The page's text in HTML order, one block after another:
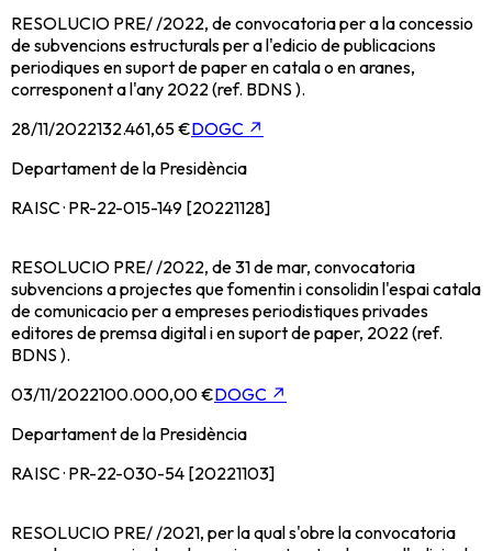
RESOLUCIO PRE/ /2022, de convocatoria per a la concessio
de subvencions estructurals per a l'edicio de publicacions
periodiques en suport de paper en catala o en aranes,
corresponent a l'any 2022 (ref. BDNS ).
28/11/2022132.461,65 €DOGC ↗
Departament de la Presidència
RAISC · PR-22-015-149 [20221128]
RESOLUCIO PRE/ /2022, de 31 de mar, convocatoria
subvencions a projectes que fomentin i consolidin l'espai catala
de comunicacio per a empreses periodistiques privades
editores de premsa digital i en suport de paper, 2022 (ref.
BDNS ).
03/11/2022100.000,00 €DOGC ↗
Departament de la Presidència
RAISC · PR-22-030-54 [20221103]
RESOLUCIO PRE/ /2021, per la qual s'obre la convocatoria